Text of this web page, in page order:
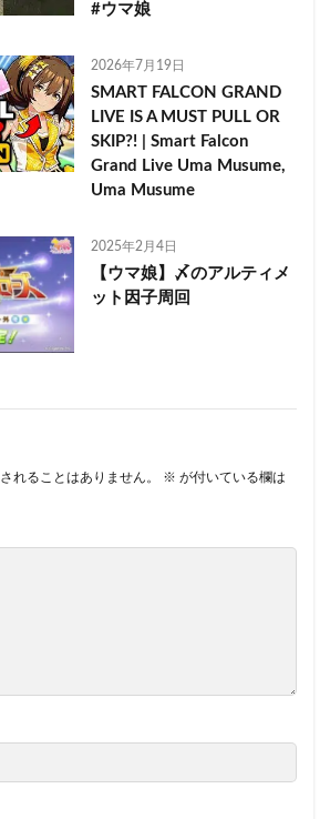
#ウマ娘
2026年7月19日
SMART FALCON GRAND
LIVE IS A MUST PULL OR
SKIP?! | Smart Falcon
Grand Live Uma Musume,
Uma Musume
2025年2月4日
【ウマ娘】〆のアルティメ
ット因子周回
れることはありません。 ※ が付いている欄は